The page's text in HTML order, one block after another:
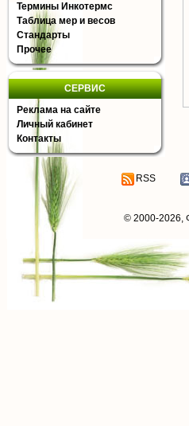
Термины Инкотермс
Таблица мер и весов
Стандарты
Прочее
СЕРВИС
Реклама на сайте
Личный кабинет
Контакты
RSS
© 2000-2026,